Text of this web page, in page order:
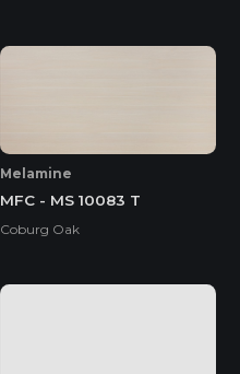
Melamine
MFC - MS 10083 T
Coburg Oak